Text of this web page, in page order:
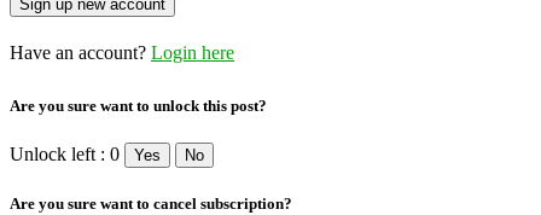
Have an account? Login here
Are you sure want to unlock this post?
Unlock left : 0 Yes No
Are you sure want to cancel subscription?